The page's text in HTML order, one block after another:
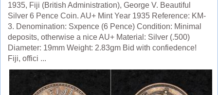
1935, Fiji (British Administration), George V. Beautiful
Silver 6 Pence Coin. AU+ Mint Year 1935 Reference: KM-
3. Denomination: Sxpence (6 Pence) Condition: Minimal
deposits, otherwise a nice AU+ Material: Silver (.500)
Diameter: 19mm Weight: 2.83gm Bid with confiedence!
Fiji, offici ...